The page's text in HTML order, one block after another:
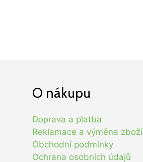
O nákupu
Doprava a platba
Reklamace a výměna zboží
Obchodní podmínky
Ochrana osobních údajů